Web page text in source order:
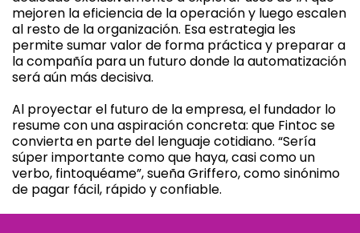
mejoren la eficiencia de la operación y luego escalen
al resto de la organización. Esa estrategia les
permite sumar valor de forma práctica y preparar a
la compañía para un futuro donde la automatización
será aún más decisiva.
Al proyectar el futuro de la empresa, el fundador lo
resume con una aspiración concreta: que Fintoc se
convierta en parte del lenguaje cotidiano. “Sería
súper importante como que haya, casi como un
verbo, fintoquéame”, sueña Griffero, como sinónimo
de pagar fácil, rápido y confiable.